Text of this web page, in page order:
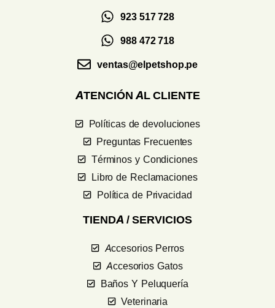
923 517 728
988 472 718
ventas@elpetshop.pe
ATENCIÓN AL CLIENTE
Políticas de devoluciones
Preguntas Frecuentes
Términos y Condiciones
Libro de Reclamaciones
Política de Privacidad
TIENDA / SERVICIOS
Accesorios Perros
Accesorios Gatos
Baños Y Peluquería
Veterinaria